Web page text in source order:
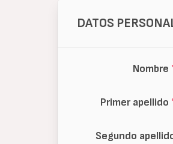
DATOS
Nombre
Primer apellido
Segundo